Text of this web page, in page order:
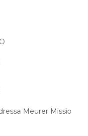
Meurer Missio